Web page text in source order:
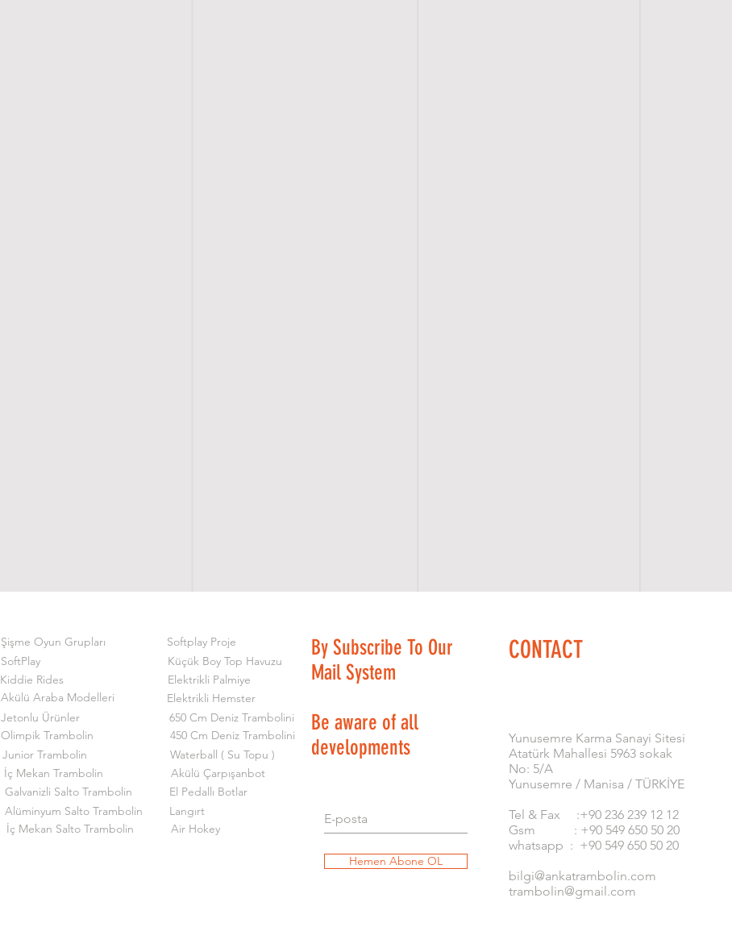
Şişme Oyun Grupları
SoftPlay
Kiddie Rides
Akülü Araba Modelleri
Jetonlu Ürünler
Olimpik Trambolin
Junior Trambolin
İç Mekan Trambolin
Galvanizli Salto Trambolin
Alüminyum Salto Trambolin
İç Mekan Salto Trambolin
Softplay Proje
Küçük Boy Top Havuzu
Elektrikli Palmiye
Elektrikli Hemster
650 Cm Deniz Trambolini
450 Cm Deniz Trambolini
Waterball ( Su Topu )
Akülü Çarpışanbot
El Pedallı Botlar
Langırt
Air Hokey
By Subscribe To Our
Mail System
Be aware of all
developments
Hemen Abone OL
CONTACT
​Yunusemre Karma Sanayi Sitesi
Atatürk Mahallesi 5963 sokak
No: 5/A
Yunusemre / Manisa / TÜRKİYE
Tel & Fax :+90 236 239 12 12
Gsm : +90 549 650 50 20
whatsapp : +90 549 650 50 20
bilgi@ankatrambolin.com
trambolin@gmail.com